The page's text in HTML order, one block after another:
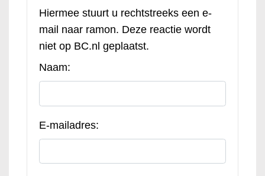
Hiermee stuurt u rechtstreeks een e-
mail naar ramon. Deze reactie wordt
niet op BC.nl geplaatst.
Naam:
E-mailadres: